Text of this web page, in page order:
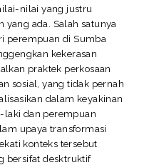
nilai yang justru
ada. Salah satunya
perempuan di Sumba
kekerasan
praktek perkosaan
sosial, yang tidak pernah
dalam keyakinan
laki dan perempuan
upaya transformasi
konteks tersebut
bersifat desktruktif